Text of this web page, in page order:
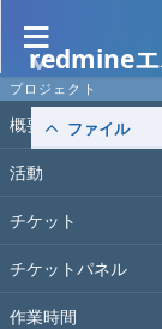
プロジェクト
概要
活動
チケット
チケットパネル
作業時間
redmineエ
ファイル
ファイル